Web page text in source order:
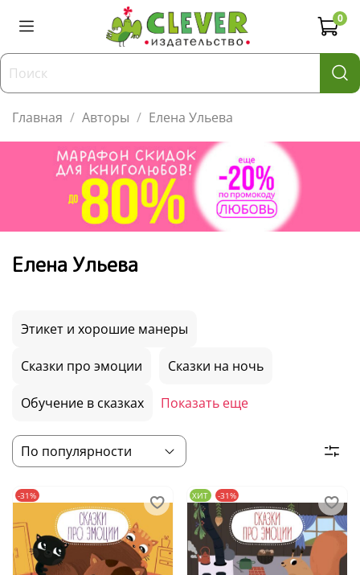
0
Главная Авторы Елена Ульева
Елена Ульева
Этикет и хорошие манеры
Сказки про эмоции Сказки на ночь
Обучение в сказках Показать еще
-31% ХИТ -31%